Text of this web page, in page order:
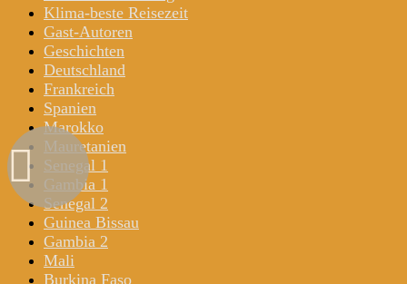
Klima-beste Reisezeit
Gast-Autoren
Geschichten
Deutschland
Frankreich
Spanien
Marokko
Mauretanien
Senegal 1
Gambia 1
Senegal 2
Guinea Bissau
Gambia 2
Mali
Burkina Faso